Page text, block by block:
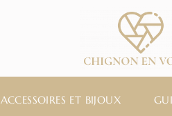
ACCESSOIRES ET BIJOUX